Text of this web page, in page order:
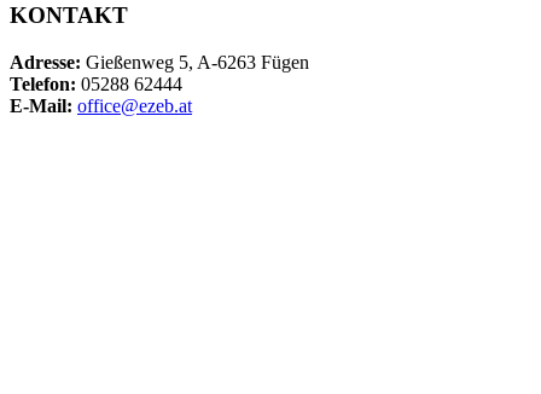
KONTAKT
Adresse: Gießenweg 5, A-6263 Fügen
Telefon: 05288 62444
E-Mail: office@ezeb.at